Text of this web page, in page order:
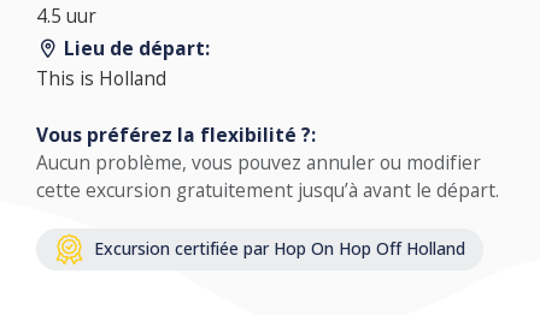
4.5 uur
Lieu de départ:
This is Holland
Vous préférez la flexibilité ?:
Aucun problème, vous pouvez annuler ou modifier
cette excursion gratuitement jusqu’à avant le départ.
Excursion certifiée par Hop On Hop Off Holland